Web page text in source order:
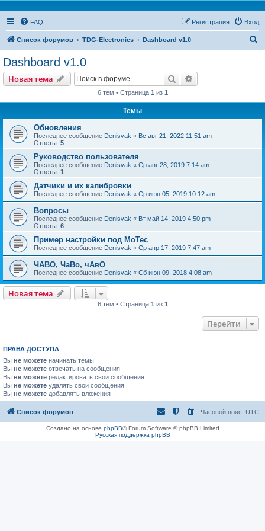
FAQ Вход
Регистрация
Список форумов TDG-Electronics Dashboard v1.0
Dashboard v1.0
Новая тема Поиск
6 тем • Страница 1 из 1
Темы
Обновления
Последнее сообщение Denisvak « Вс авг 21, 2022 11:51 am
Ответы: 5
Руководство пользователя
Последнее сообщение Denisvak « Ср авг 28, 2019 7:14 am
Ответы: 1
Датчики и их калибровки
Последнее сообщение Denisvak « Ср июн 05, 2019 10:12 am
Вопросы
Последнее сообщение Denisvak « Вт май 14, 2019 4:50 pm
Ответы: 6
Пример настройки под MoTec
Последнее сообщение Denisvak « Ср апр 17, 2019 7:47 am
ЧАВО, ЧаВо, чАвО
Последнее сообщение Denisvak « Сб июн 09, 2018 4:08 am
Новая тема
6 тем • Страница 1 из 1
Перейти
ПРАВА ДОСТУПА
Вы не можете начинать темы
Вы не можете отвечать на сообщения
Вы не можете редактировать свои сообщения
Вы не можете удалять свои сообщения
Вы не можете добавлять вложения
Список форумов Часовой пояс: UTC
Создано на основе phpBB® Forum Software © phpBB Limited
Русская поддержка phpBB